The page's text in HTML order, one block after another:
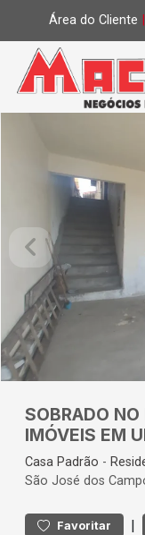
Área do Cliente
SOBRADO NO
IMÓVEIS EM
Casa Padrão -
São José dos
Favoritar |